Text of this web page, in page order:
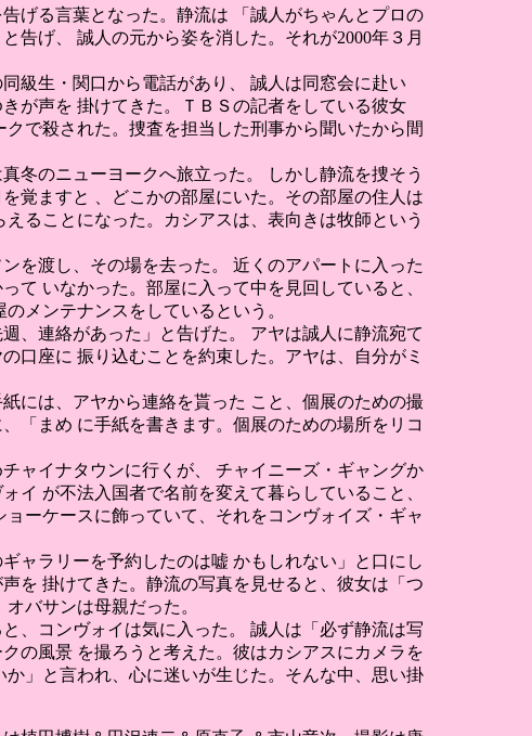
げる言葉となった。静流は 「誠人がちゃんとプロの
告げ、 誠人の元から姿を消した。それが2000年３月
級生・関口から電話があり、 誠人は同窓会に赴い
が声を 掛けてきた。ＴＢＳの記者をしている彼女
で殺された。捜査を担当した刑事から聞いたから間
冬のニューヨークへ旅立った。 しかし静流を捜そう
覚ますと 、どこかの部屋にいた。その部屋の住人は
ることになった。カシアスは、表向きは牧師という
を渡し、その場を去った。 近くのアパートに入った
て いなかった。部屋に入って中を見回していると、
メンテナンスをしているという。
、連絡があった」と告げた。 アヤは誠人に静流宛て
口座に 振り込むことを約束した。アヤは、自分がミ
には、アヤから連絡を貰った こと、個展のための撮
「まめ に手紙を書きます。個展のための場所をリコ
ャイナタウンに行くが、 チャイニーズ・ギャングか
イ が不法入国者で名前を変えて暮らしていること、
ーケースに飾っていて、それをコンヴォイズ・ギャ
ャラリーを予約したのは嘘 かもしれない」と口にし
を 掛けてきた。静流の写真を見せると、彼女は「つ
バサンは母親だった。
、コンヴォイは気に入った。 誠人は「必ず静流は写
の風景 を撮ろうと考えた。彼はカシアスにカメラを
」と言われ、心に迷いが生じた。そんな中、思い掛